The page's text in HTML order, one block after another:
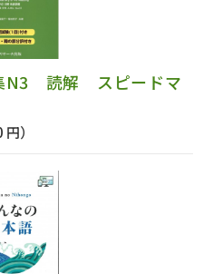
N3 読解 スピードマ
）